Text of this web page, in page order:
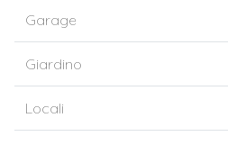
Garage
Giardino
Locali